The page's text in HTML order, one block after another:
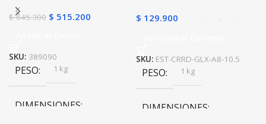
$645.300 $ 515.200
SKU: 389090
PESO 1 kg
DIMENSIONES
$ 129.900
SKU: EST-CRRD-GLX-A8-10.5
PESO 1 kg
DIMENSIONES